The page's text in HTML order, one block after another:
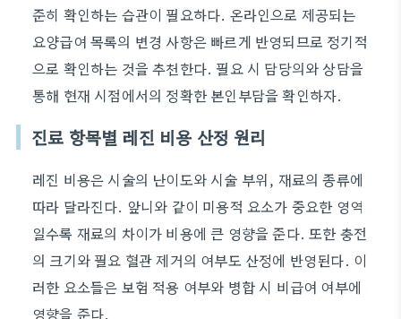
준히 확인하는 습관이 필요하다. 온라인으로 제공되는
요양급여 목록의 변경 사항은 빠르게 반영되므로 정기적
으로 확인하는 것을 추천한다. 필요 시 담당의와 상담을
통해 현재 시점에서의 정확한 본인부담을 확인하자.
진료 항목별 레진 비용 산정 원리
레진 비용은 시술의 난이도와 시술 부위, 재료의 종류에
따라 달라진다. 앞니와 같이 미용적 요소가 중요한 영역
일수록 재료의 차이가 비용에 큰 영향을 준다. 또한 충전
의 크기와 필요 혈관 제거의 여부도 산정에 반영된다. 이
러한 요소들은 보험 적용 여부와 병합 시 비급여 여부에
영향을 준다.